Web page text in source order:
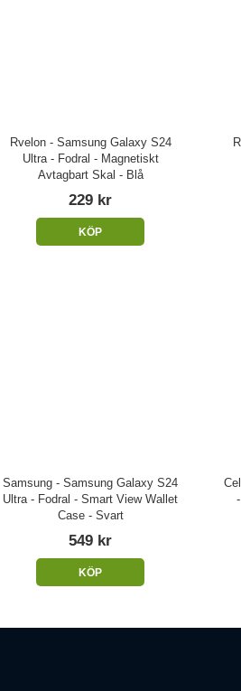
Rvelon - Samsung Galaxy S24
Ultra - Fodral - Magnetiskt
Avtagbart Skal - Blå
229 kr
KÖP
Samsung - Samsung Galaxy S24
Ultra - Fodral - Smart View Wallet
Case - Svart
549 kr
KÖP